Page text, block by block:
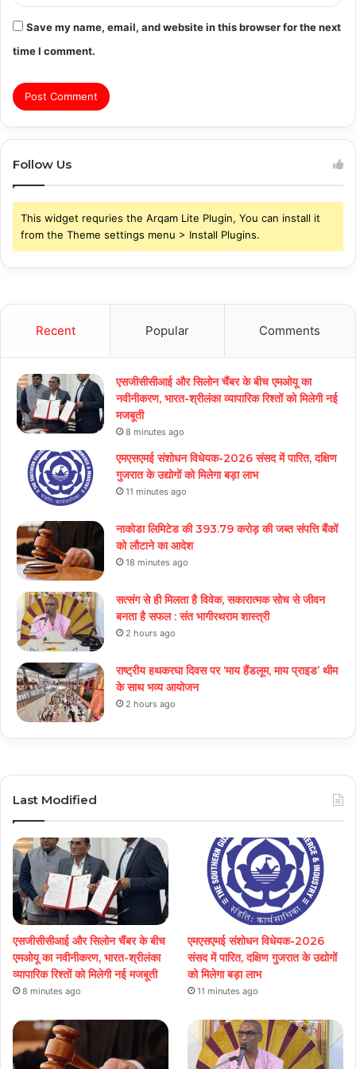
Save my name, email, and website in this browser for the next
time I comment.
Follow Us
This widget requries the Arqam Lite Plugin, You can install it
from the Theme settings menu > Install Plugins.
Recent Popular Comments
एसजीसीसीआई और सिलोन चैंबर के बीच एमओयू का
नवीनीकरण, भारत-श्रीलंका व्यापारिक रिश्तों को मिलेगी नई
मजबूती
8 minutes ago
एमएसएमई संशोधन विधेयक-2026 संसद में पारित, दक्षिण
गुजरात के उद्योगों को मिलेगा बड़ा लाभ
11 minutes ago
नाकोडा लिमिटेड की 393.79 करोड़ की जब्त संपत्ति बैंकों
को लौटाने का आदेश
18 minutes ago
सत्संग से ही मिलता है विवेक, सकारात्मक सोच से जीवन
बनता है सफल : संत भागीरथराम शास्त्री
2 hours ago
राष्ट्रीय हथकरघा दिवस पर ‘माय हैंडलूम, माय प्राइड’ थीम
के साथ भव्य आयोजन
2 hours ago
Last Modified
एसजीसीसीआई और सिलोन चैंबर के बीच
एमओयू का नवीनीकरण, भारत-श्रीलंका
व्यापारिक रिश्तों को मिलेगी नई मजबूती
8 minutes ago
एमएसएमई संशोधन विधेयक-2026
संसद में पारित, दक्षिण गुजरात के उद्योगों
को मिलेगा बड़ा लाभ
11 minutes ago